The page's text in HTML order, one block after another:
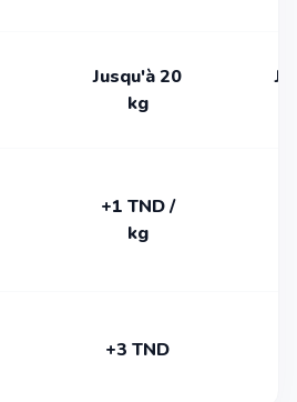
Jusqu'à 20
kg
+1 TND /
kg
+3 TND